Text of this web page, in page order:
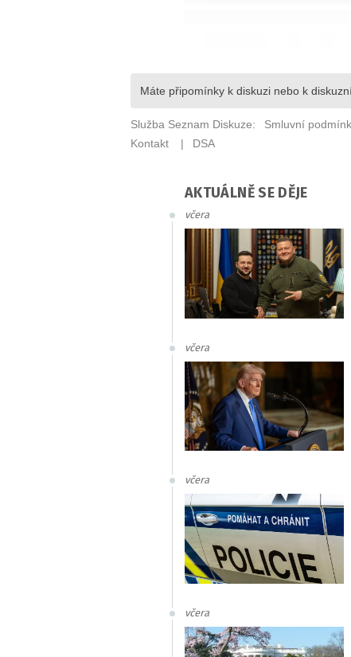
AKTUÁLNĚ SE DĚJE
včera
včera
včera
včera